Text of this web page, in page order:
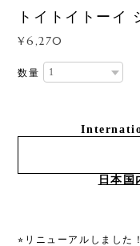
トイトイトー
¥6,270
数量
日本国
⭐︎リニューアルしました